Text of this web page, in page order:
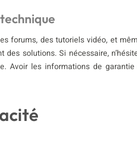
forums, des tutoriels vidéo, et
solutions. Si nécessaire,
Avoir les informations de garantie